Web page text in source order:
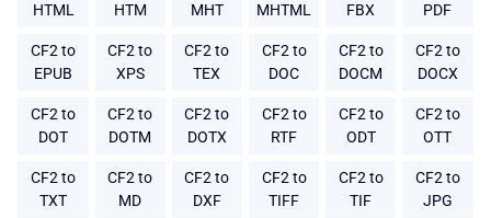
HTML
HTM
MHT
MHTML
FBX
PDF
CF2 to
EPUB
CF2 to
XPS
CF2 to
TEX
CF2 to
DOC
CF2 to
DOCM
CF2 to
DOCX
CF2 to
DOT
CF2 to
DOTM
CF2 to
DOTX
CF2 to
RTF
CF2 to
ODT
CF2 to
OTT
CF2 to
TXT
CF2 to
MD
CF2 to
DXF
CF2 to
TIFF
CF2 to
TIF
CF2 to
JPG